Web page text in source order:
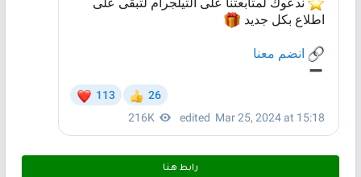
رابط هـنـا